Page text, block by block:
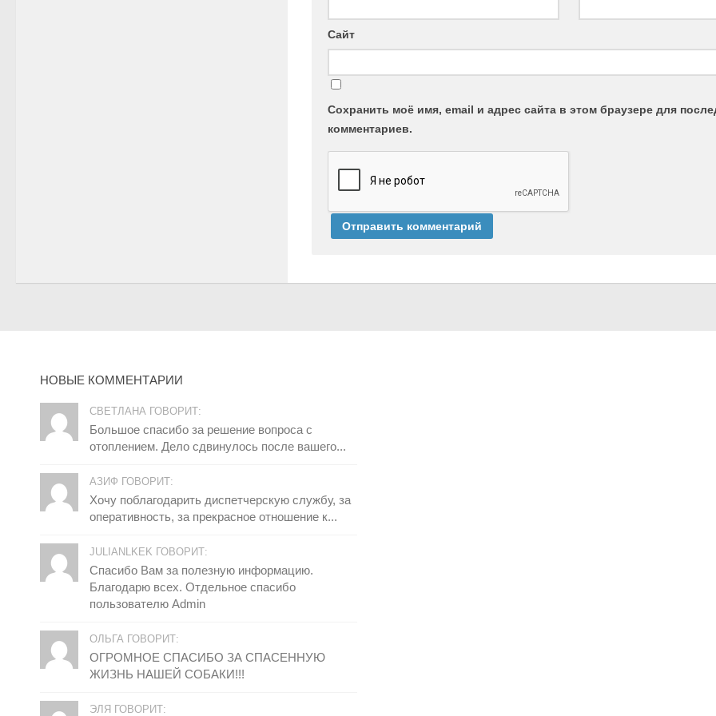
Сайт
Сохранить моё имя, email и адрес сайта в этом браузере для
комментариев.
НОВЫЕ КОММЕНТАРИИ
СВЕТЛАНА ГОВОРИТ:
Большое спасибо за решение вопроса с
отоплением. Дело сдвинулось после вашего...
АЗИФ ГОВОРИТ:
Хочу поблагодарить диспетчерскую службу, за
оперативность, за прекрасное отношение к...
JULIANLKEK ГОВОРИТ:
Спасибо Вам за полезную информацию.
Благодарю всех. Отдельное спасибо
пользователю Admin
ОЛЬГА ГОВОРИТ:
ОГРОМНОЕ СПАСИБО ЗА СПАСЕННУЮ
ЖИЗНЬ НАШЕЙ СОБАКИ!!!
ЭЛЯ ГОВОРИТ: